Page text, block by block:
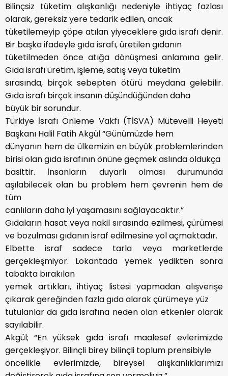
Bilinçsiz tüketim alışkanlığı nedeniyle ihtiyaç fazlası
olarak, gereksiz yere tedarik edilen, ancak
tüketilemeyip çöpe atılan yiyeceklere gıda israfı denir.
Bir başka ifadeyle gıda israfı, üretilen gıdanın
tüketilmeden önce atığa dönüşmesi anlamına gelir.
Gıda israfı üretim, işleme, satış veya tüketim
sırasında, birçok sebepten ötürü meydana gelebilir.
Gıda israfı birçok insanın düşündüğünden daha
büyük bir sorundur.
Türkiye İsrafı Önleme Vakfı (TİSVA) Mütevelli Heyeti
Başkanı Halil Fatih Akgül “Günümüzde hem
dünyanın hem de ülkemizin en büyük problemlerinden
birisi olan gıda israfının önüne geçmek aslında oldukça
basittir. İnsanların duyarlı olması durumunda
aşılabilecek olan bu problem hem çevrenin hem de
tüm
canlıların daha iyi yaşamasını sağlayacaktır.”
Gıdaların hasat veya nakil sırasında ezilmesi, çürümesi
ve bozulması gıdanın israf edilmesine yol açmaktadır.
Elbette israf sadece tarla veya marketlerde
gerçekleşmiyor. Lokantada yemek yedikten sonra
tabakta bırakılan
yemek artıkları, ihtiyaç listesi yapmadan alışverişe
çıkarak gereğinden fazla gıda alarak çürümeye yüz
tutulanlar da gıda israfına neden olan etkenler olarak
sayılabilir.
Akgül; “En yüksek gıda israfı maalesef evlerimizde
gerçekleşiyor. Bilinçli birey bilinçli toplum prensibiyle
öncelikle evlerimizde, bireysel alışkanlıklarımızı